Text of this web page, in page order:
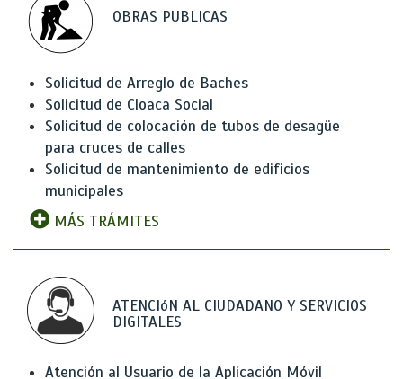
OBRAS PUBLICAS
Solicitud de Arreglo de Baches
Solicitud de Cloaca Social
Solicitud de colocación de tubos de desagüe
para cruces de calles
Solicitud de mantenimiento de edificios
municipales
MÁS TRÁMITES
ATENCIóN AL CIUDADANO Y SERVICIOS
DIGITALES
Atención al Usuario de la Aplicación Móvil